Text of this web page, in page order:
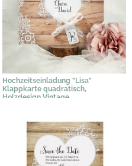
Hochzeitseinladung "Lisa"
Klappkarte quadratisch,
Holzdesign Vintage